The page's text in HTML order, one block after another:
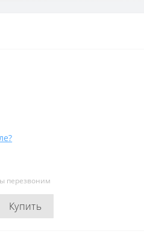
перезвоним
Купить